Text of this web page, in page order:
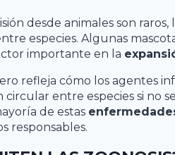
desde animales son raros,
especies. Algunas
importante en la
refleja cómo los agentes
circular entre especies si no
de estas
responsables.